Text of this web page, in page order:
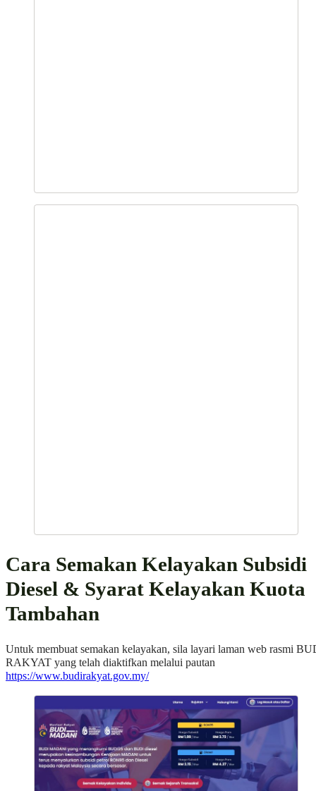
Untuk membuat semakan kelayakan, sila layari laman web rasmi
RAKYAT yang telah diaktifkan melalui pautan
https://www.budirakyat.gov.my/
SYARAT KELAYAKAN BUDI RON95 +
DIESEL 200L